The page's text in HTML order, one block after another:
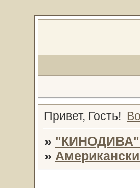
Привет, Гость!
» "КИНОДИВА"
»